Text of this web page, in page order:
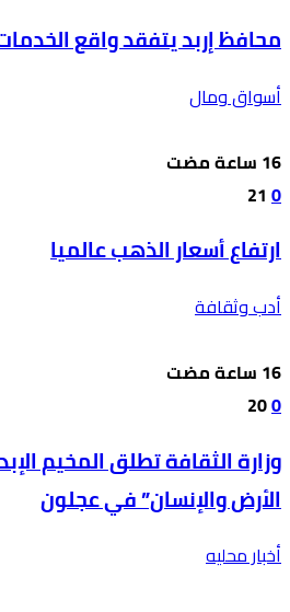
محافظ إربد يتفقد واقع
أسواق ومال
0
21
ارتفاع أسعار الذهب عالميا
أدب وثقافة
0
20
وزارة الثقافة تطلق المخيم
الأرض والإنسان” في عجلون
أخبار محليه